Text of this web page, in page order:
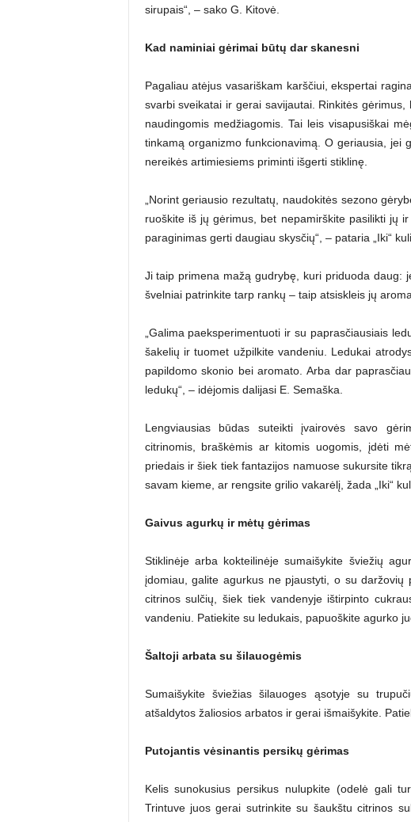
sirupais“, – sako G. Kitovė.
Kad naminiai gėrimai būtų dar skanesni
Pagaliau atėjus vasariškam karščiui, ekspertai
svarbi sveikatai ir gerai savijautai. Rinkitės
naudingomis medžiagomis. Tai leis visapusiškai
tinkamą organizmo funkcionavimą. O geriausia,
nereikės artimiesiems priminti išgerti stiklinę.
„Norint geriausio rezultatų, naudokitės sezono
ruoškite iš jų gėrimus, bet nepamirškite pasilikti jų
paraginimas gerti daugiau skysčių“, – pataria „Iki“
Ji taip primena mažą gudrybę, kuri priduoda daug:
švelniai patrinkite tarp rankų – taip atsiskleis jų
„Galima paeksperimentuoti ir su paprasčiausiais
šakelių ir tuomet užpilkite vandeniu. Ledukai
papildomo skonio bei aromato. Arba dar
ledukų“, – idėjomis dalijasi E. Semaška.
Lengviausias būdas suteikti įvairovės savo
citrinomis, braškėmis ar kitomis uogomis, įdėti
priedais ir šiek tiek fantazijos namuose sukursite
savam kieme, ar rengsite grilio vakarėlį, žada „Iki“
Gaivus agurkų ir mėtų gėrimas
Stiklinėje arba kokteilinėje sumaišykite šviežių
įdomiau, galite agurkus ne pjaustyti, o su daržovių
citrinos sulčių, šiek tiek vandenyje ištirpinto
vandeniu. Patiekite su ledukais, papuoškite agurko
Šaltoji arbata su šilauogėmis
Sumaišykite šviežias šilauoges ąsotyje su
atšaldytos žaliosios arbatos ir gerai išmaišykite.
Putojantis vėsinantis persikų gėrimas
Kelis sunokusius persikus nulupkite (odelė gali
Trintuve juos gerai sutrinkite su šaukštu citrinos